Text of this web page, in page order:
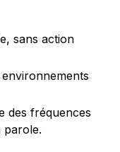
sans action
des fréquences
parole.